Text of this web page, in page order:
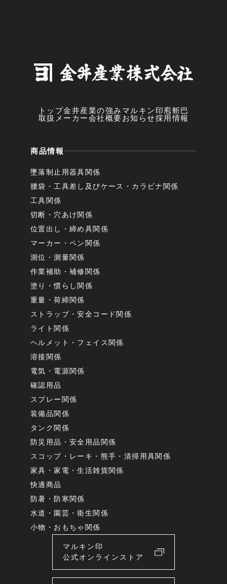
トップ金井産業の強み マルキン印 庖斬巴
取扱メーカー会社概要お知らせ採用情報
商品情報
墜落制止用器具関係
腰袋・工具差し及びケース・カラビナ関係
工具関係
切断・穴あけ関係
位置出し・締め具関係
マーカー・ペン関係
測位・測量関係
作業補助・補修関係
塗り・慣らし関係
重量・荷締関係
ストラップ・安全コード関係
ライト関係
ヘルメット・フェイス関係
溶接関係
電気・電源関係
確認用品
スプレー関係
装備品関係
タンク関係
防災用品・安全用品関係
スコップ・レーキ・熊手・清掃用具関係
家具・家電・生活雑貨関係
快適商品
防暑・防寒関係
水道・園芸・衛生関係
小物・おもちゃ関係
マルキン印
公式オンラインストア